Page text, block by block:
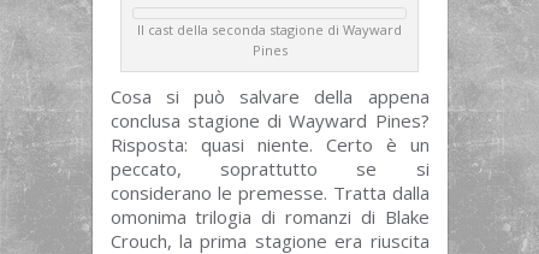
Il cast della seconda stagione di Wayward
Pines
Cosa si può salvare della appena
conclusa stagione di Wayward Pines?
Risposta: quasi niente. Certo è un
peccato, soprattutto se si
considerano le premesse. Tratta dalla
omonima trilogia di romanzi di Blake
Crouch, la prima stagione era riuscita